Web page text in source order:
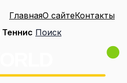
ГлавнаяО сайтеКонтакты
Теннис Поиск